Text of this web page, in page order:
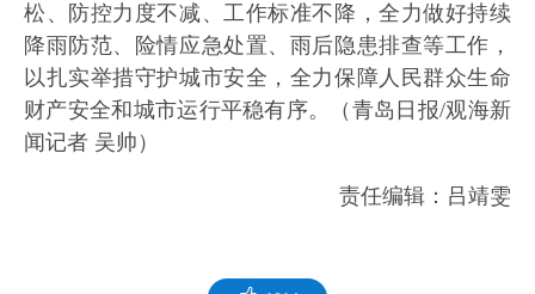
松、防控力度不减、工作标准不降，全力做好持续
降雨防范、险情应急处置、雨后隐患排查等工作，
以扎实举措守护城市安全，全力保障人民群众生命
财产安全和城市运行平稳有序。（青岛日报/观海新
闻记者 吴帅）
责任编辑：吕靖雯